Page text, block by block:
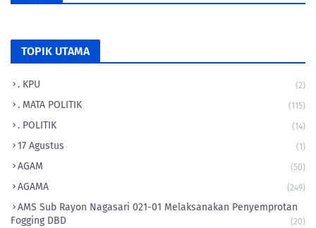
TOPIK UTAMA
. KPU (2)
. MATA POLITIK (115)
. POLITIK (14)
17 Agustus (1)
AGAM (50)
AGAMA (249)
AMS Sub Rayon Nagasari 021-01 Melaksanakan Penyemprotan
Fogging DBD
(20)